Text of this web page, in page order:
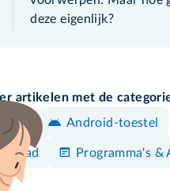
deze eigenlijk?
artikelen met de
Android-toestel
iPad Programma's &